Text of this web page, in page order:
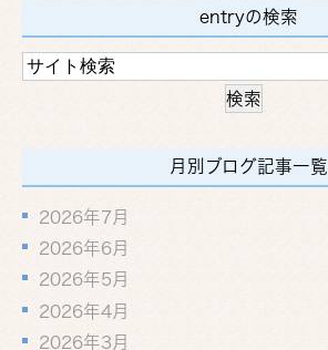
entryの検索
月別ブログ記事一覧
2026年7月
2026年6月
2026年5月
2026年4月
2026年3月